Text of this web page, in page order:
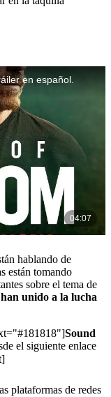
hablando de
están tomando
sobre el tema de
han unido a la lucha
Sound
el siguiente enlace
plataformas de redes